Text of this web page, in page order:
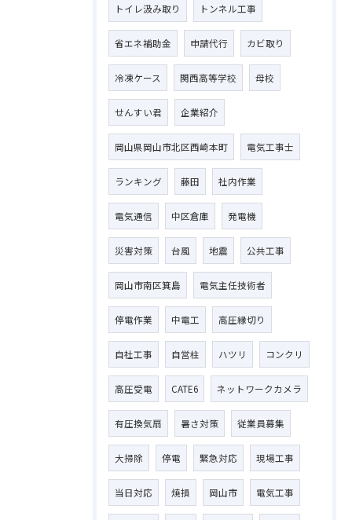
トイレ汲み取り トンネル工事
省エネ補助金 申請代行 カビ取り
冷凍ケース 関西高等学校 母校
せんすい君 企業紹介
岡山県岡山市北区西崎本町 電気工事士
ランキング 藤田 社内作業
電気通信 中区倉庫 発電機
災害対策 台風 地震 公共工事
岡山市南区箕島 電気主任技術者
停電作業 中電工 高圧縁切り
自社工事 自営柱 ハツリ コンクリ
高圧受電 CATE6 ネットワークカメラ
有圧換気扇 暑さ対策 従業員募集
大掃除 停電 緊急対応 現場工事
当日対応 焼損 岡山市 電気工事